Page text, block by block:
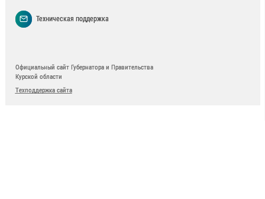
Техническая поддержка
Официальный сайт Губернатора и Правительства
Курской области
Техподдержка сайта